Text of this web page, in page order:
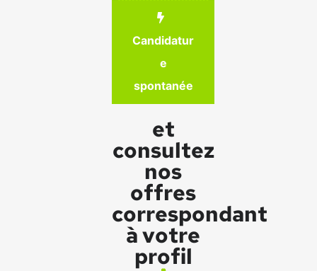
Candidatur
e
spontanée
et
consultez
nos
offres
correspondant
à votre
profil